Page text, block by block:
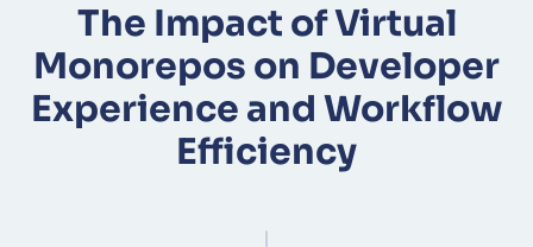
The Impact of Virtual
Monorepos on Developer
Experience and Workflow
Efficiency